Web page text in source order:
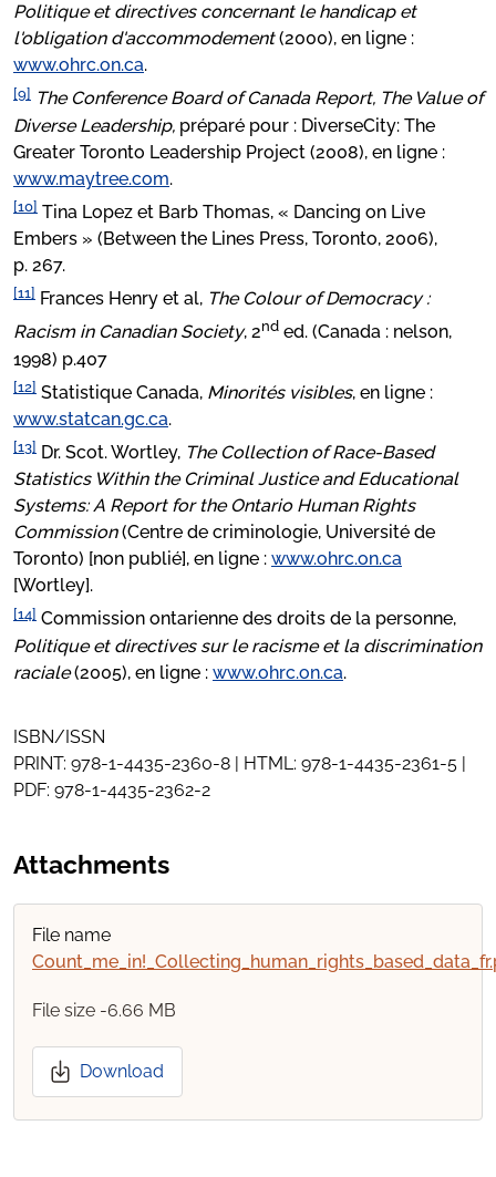
Politique et directives concernant le handicap et
l'obligation d'accommodement(2000), en ligne :
www.ohrc.on.ca.
[9] The Conference Board of Canada Report, The Value of
Diverse Leadership, préparé pour : DiverseCity: The
Greater Toronto Leadership Project (2008), en ligne :
www.maytree.com.
[10] Tina Lopez et Barb Thomas, « Dancing on Live
Embers » (Between the Lines Press, Toronto, 2006),
p. 267.
[11] Frances Henry et al, The Colour of Democracy :
Racism in Canadian Society, 2nd ed. (Canada : nelson,
1998) p.407
[12] Statistique Canada, Minorités visibles, en ligne :
www.statcan.gc.ca.
[13] Dr. Scot. Wortley, The Collection of Race-Based
Statistics Within the Criminal Justice and Educational
Systems: A Report for the Ontario Human Rights
Commission(Centre de criminologie, Université de
Toronto) [non publié], en ligne : www.ohrc.on.ca
[Wortley].
[14] Commission ontarienne des droits de la personne,
Politique et directives sur le racisme et la discrimination
raciale(2005), en ligne : www.ohrc.on.ca.
ISBN/ISSN
PRINT: 978-1-4435-2360-8 | HTML: 978-1-4435-2361-5 |
PDF: 978-1-4435-2362-2
Attachments
File name
File size -6.66 MB
Download